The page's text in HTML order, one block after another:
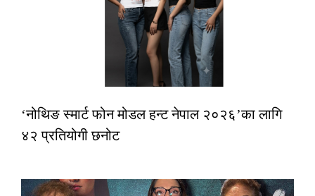
‘नोथिङ स्मार्ट फोन मोडल हन्ट नेपाल २०२६’का लागि
४२ प्रतियोगी छनोट